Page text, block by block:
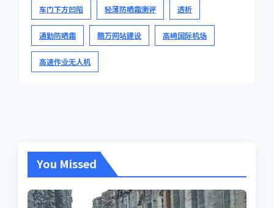
车门下方凹陷 轻薄防晒霜测评 透析
通勤防晒霜 酷万网站建设 高崎国际机场
高速作业无人机
You Missed